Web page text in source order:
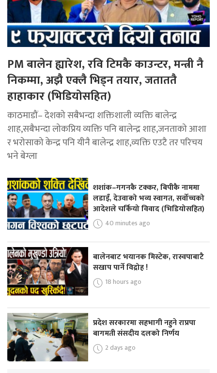
PM बालेन ह्यारेश, रवि टिमकै काउन्टर, मन्त्री नै
निकम्मा, अझै एक्लै भिड्न तयार, जताततै
हाहाकार (भिडियोसहित)
काठमाडौं– देशको सबैभन्दा शक्तिशाली व्यक्ति बालेन्द्र
शाह,सबैभन्दा लोकप्रिय व्यक्ति पनि बालेन्द्र शाह,जनताको आशा
र भरोसाको केन्द्र पनि यीनै बालेन्द्र शाह,व्यक्ति एउटै तर परिचय
भने बेग्ला
शशांक–गगनकै टक्कर, बिपीकै नाममा
लडाइँ, देउवाको भव्य स्वागत, सर्वोच्चको
आदेशले चर्कियो विवाद (भिडियोसहित)
40 minutes ago
बालेनबाट भयानक मिस्टेक, रास्वपाबाटै
सखाप पार्ने विद्रोह !
18 hours ago
प्रदेश सरकारमा सहभागी नहुने राप्रपा
बागमती संसदीय दलको निर्णय
2 days ago